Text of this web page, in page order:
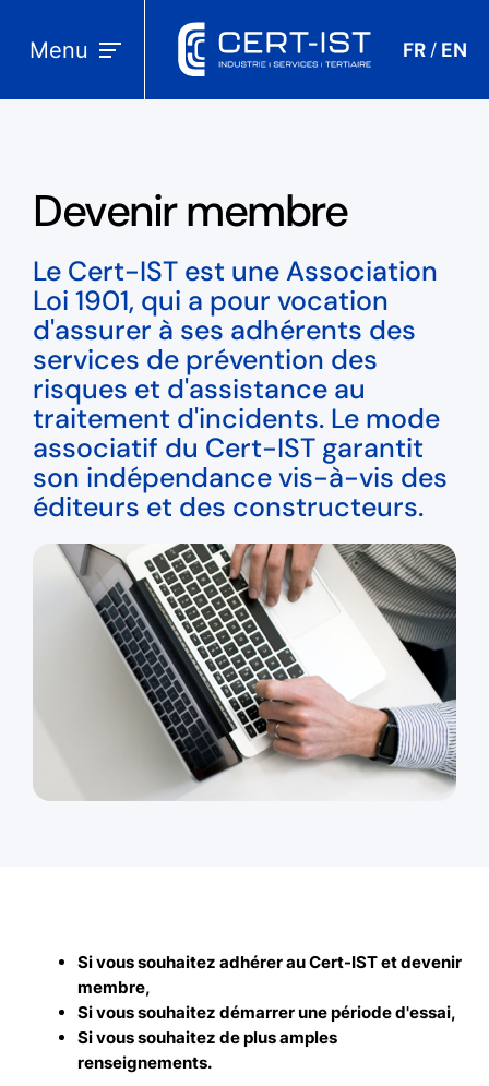
Menu FR / EN
Devenir membre
Le Cert-IST est une Association
Loi 1901, qui a pour vocation
d'assurer à ses adhérents des
services de prévention des
risques et d'assistance au
traitement d'incidents. Le mode
associatif du Cert-IST garantit
son indépendance vis-à-vis des
éditeurs et des constructeurs.
Si vous souhaitez adhérer au Cert-IST et devenir
membre,
Si vous souhaitez démarrer une période d'essai,
Si vous souhaitez de plus amples
renseignements.